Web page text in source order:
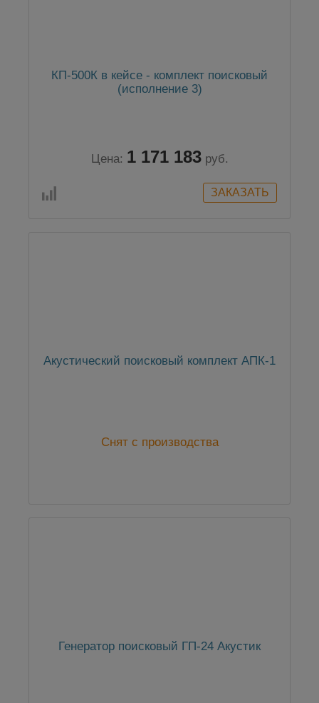
КП-500К в кейсе - комплект поисковый
(исполнение 3)
Цена: 1 171 183 руб.
Акустический поисковый комплект АПК-1
Снят с производства
Генератор поисковый ГП-24 Акустик